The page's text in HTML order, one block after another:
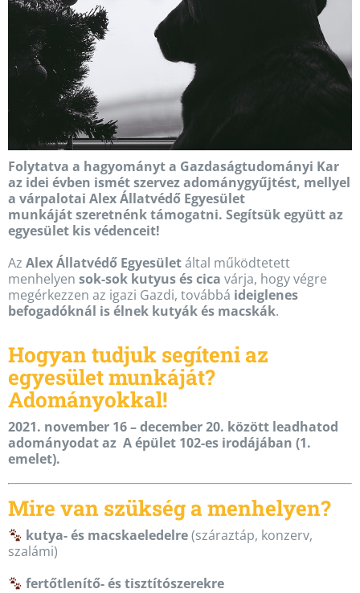
Folytatva a hagyományt a Gazdaságtudományi Kar
az idei évben ismét szervez adománygyűjtést, mellyel
a várpalotai Alex Állatvédő Egyesület
munkáját szeretnénk támogatni. Segítsük együtt az
egyesület kis védenceit!
Az Alex Állatvédő Egyesületáltal működtetett
menhelyen sok-sok kutyus és cica várja, hogy végre
megérkezzen az igazi Gazdi, továbbá ideiglenes
befogadóknál is élnek kutyák és macskák.
Hogyan tudjuk segíteni az
egyesület munkáját?
Adományokkal!
2021. november 16 – december 20. között leadhatod
adományodat az A épület 102-es irodájában (1.
emelet).
Mire van szükség a menhelyen?
kutya- és macskaeledelre(száraztáp, konzerv,
szalámi)
fertőtlenítő- és tisztítószerekre